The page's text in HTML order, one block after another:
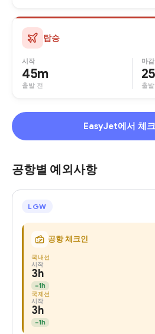
탑승
시작
45m
출발 전
마감
출
EasyJet에서 체크
공항별 예외사항
LGW
공항 체크인
국내선
시작
3h
−1h
국제선
시작
3h
−1h